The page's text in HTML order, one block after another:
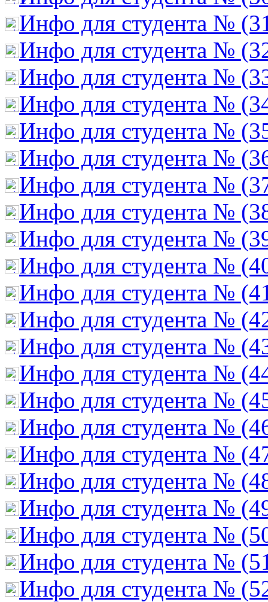
Инфо для студента №
Инфо для студента №
Инфо для студента №
Инфо для студента №
Инфо для студента №
Инфо для студента №
Инфо для студента №
Инфо для студента №
Инфо для студента №
Инфо для студента №
Инфо для студента №
Инфо для студента №
Инфо для студента №
Инфо для студента №
Инфо для студента №
Инфо для студента №
Инфо для студента №
Инфо для студента №
Инфо для студента №
Инфо для студента №
Инфо для студента №
Инфо для студента №